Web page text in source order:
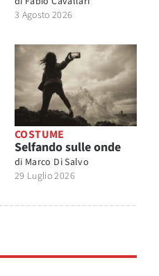
3 Agosto 2026
COSTUME
Selfando sulle onde
di Marco Di Salvo
29 Luglio 2026